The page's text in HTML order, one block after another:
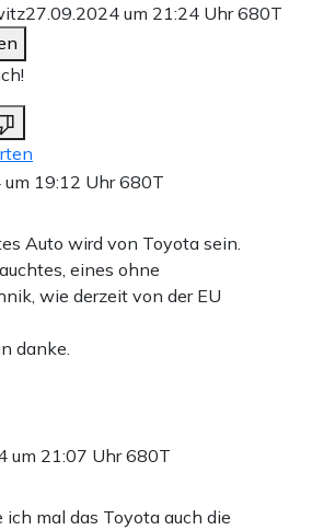
27.09.2024 um 21:24 Uhr680T
19:12 Uhr680T
Auto wird von Toyota sein.
eines ohne
wie derzeit von der EU
danke.
um 21:07 Uhr680T
ich mal das Toyota auch die